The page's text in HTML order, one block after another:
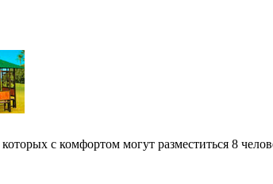
с комфортом могут разместиться 8